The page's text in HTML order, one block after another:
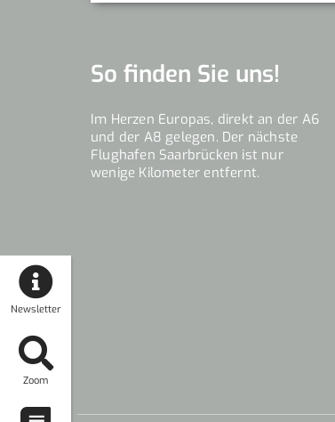
Newsletter
Zoom
So finden Sie uns!
Im Herzen Europas, direkt an der A6
und der A8 gelegen. Der nächste
Flughafen Saarbrücken ist nur
wenige Kilometer entfernt.